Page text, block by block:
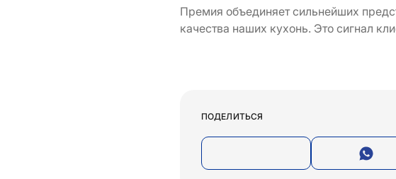
Премия объединяет сильнейших
качества наших кухонь. Это сигнал
ПОДЕЛИТЬСЯ